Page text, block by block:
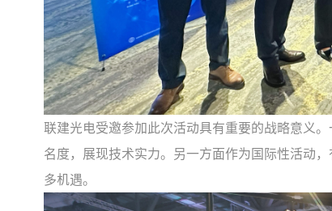
联建光电受邀参加此次活动具有重要的战略意义
名度，展现技术实力。另一方面作为国际性活动
多机遇。